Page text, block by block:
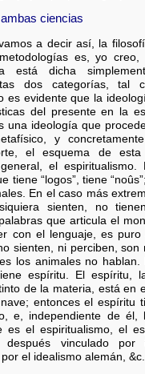
ciencias
a decir así, la
es, yo creo,
está dicha
dos categorías, tal
es evidente que la
del presente en la
una ideología que
y
el esquema de
el espiritualismo.
tiene “logos”, tiene
En el caso más
sienten, no
que articula el
con el lenguaje, es puro
sienten, ni perciben, son
los animales no hablan.
espíritu. El espíritu,
de la materia, está en
entonces el espíritu
e, independiente de él,
es el espiritualismo, el
vinculado por
el idealismo alemán, &c.